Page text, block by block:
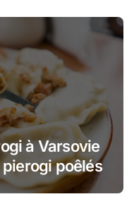
à Varsovie
poêlés